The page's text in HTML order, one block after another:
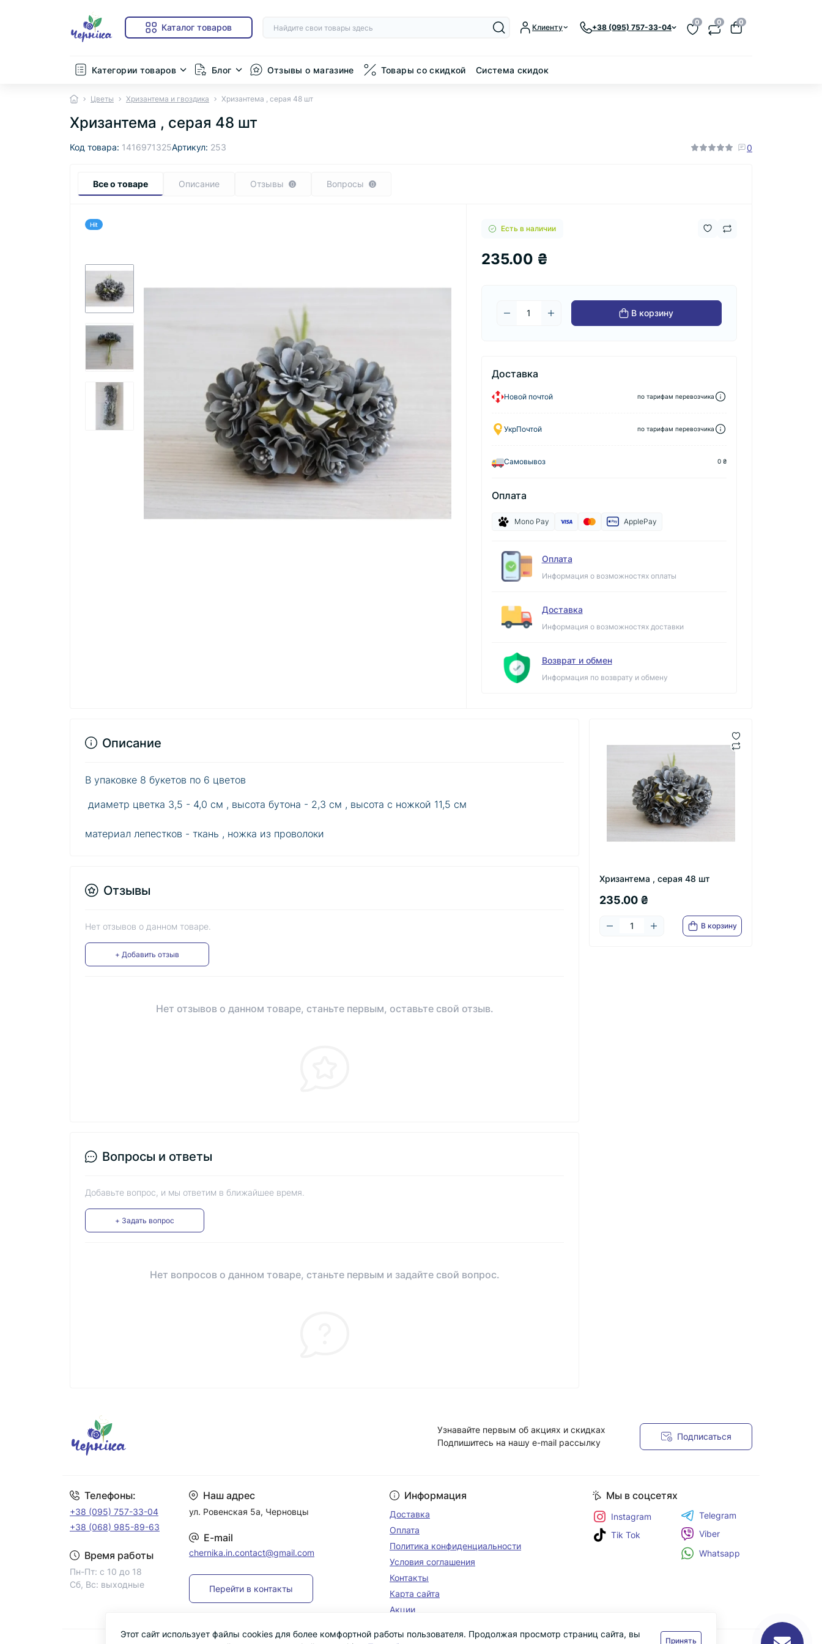
Каталог товаров Клиенту +38 (095) 757-33-04
0 0 0
Категории товаров Блог Отзывы о магазине Товары со скидкой Система скидок
Цветы Хризантема и гвоздика Хризантема , серая 48 шт
Хризантема , серая 48 шт
Код товара: 1416971325Артикул: 253 0
Все о товаре Описание Отзывы 0 Вопросы 0
Hit Есть в наличии
235.00 ₴
В корзину
Доставка
Новой почтой по тарифам перевозчика
УкрПочтой по тарифам перевозчика
Самовывоз 0 ₴
Оплата
Mono Pay ApplePay
Оплата
Информация о возможностях оплаты
Доставка
Информация о возможностях доставки
Возврат и обмен
Информация по возврату и обмену
Хризантема , серая 48 шт
235.00 ₴
В корзину
Описание
В упаковке 8 букетов по 6 цветов
диаметр цветка 3,5 - 4,0 см , высота бутона - 2,3 см , высота с ножкой 11,5 см
материал лепестков - ткань , ножка из проволоки
Отзывы
Нет отзывов о данном товаре.
+ Добавить отзыв
Нет отзывов о данном товаре, станьте первым, оставьте свой отзыв.
Вопросы и ответы
Добавьте вопрос, и мы ответим в ближайшее время.
+ Задать вопрос
Нет вопросов о данном товаре, станьте первым и задайте свой вопрос.
Узнавайте первым об акциях и скидках
Подпишитесь на нашу e-mail рассылку
Подписаться
Телефоны:
+38 (095) 757-33-04
+38 (068) 985-89-63
Время работы
Пн-Пт: с 10 до 18
Сб, Вс: выходные
Наш адрес
ул. Ровенская 5а, Черновцы
E-mail
chernika.in.contact@gmail.com
Перейти в контакты
Информация
Доставка
Оплата
Политика конфиденциальности
Условия соглашения
Контакты
Карта сайта
Акции
Мы в соцсетях
Instagram
Tik Tok
Telegram
Viber
Whatsapp
Этот сайт использует файлы cookies для более комфортной работы пользователя. Продолжая просмотр страниц сайта, вы
Принять